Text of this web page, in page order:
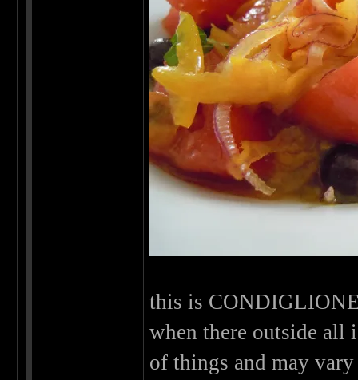
this is
when there outside all
of things and may